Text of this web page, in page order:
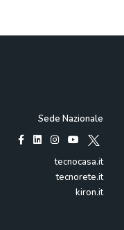
Sede Nazionale
tecnocasa.it
tecnorete.it
kiron.it